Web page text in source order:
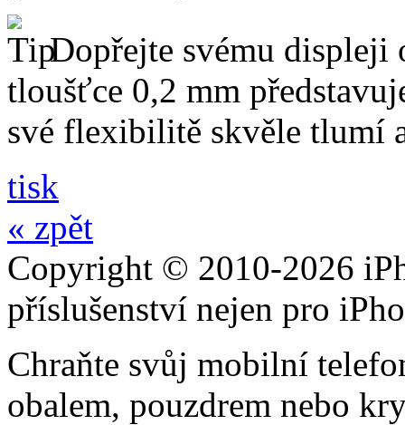
Dopřejte svému displeji
tloušťce 0,2 mm
své flexibilitě skvěle tlumí
tisk
« zpět
Copyright © 2010-2026
příslušenství nejen pro
Chraňte svůj mobilní
obalem, pouzdrem nebo